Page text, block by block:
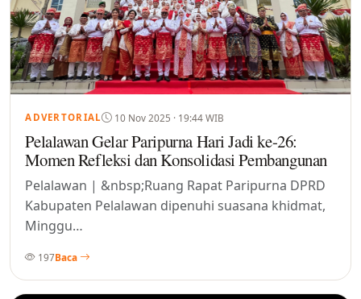
ADVERTORIAL 10 Nov 2025 · 19:44 WIB
Pelalawan Gelar Paripurna Hari Jadi ke-26:
Momen Refleksi dan Konsolidasi Pembangunan
Pelalawan | &nbsp;Ruang Rapat Paripurna DPRD
Kabupaten Pelalawan dipenuhi suasana khidmat,
Minggu…
197Baca